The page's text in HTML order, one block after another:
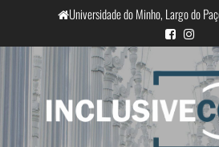
o
conteúdo
Universidade do Minho, Largo do